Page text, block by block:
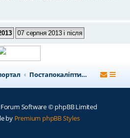
Постапокаліптичний форум
Software © phpBB Limited
by Premium phpBB Styles